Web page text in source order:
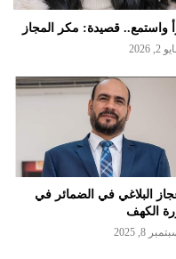
واستمع.. قصيدة: مكر المجاز
2, 2026
البلاغي في الضمائر في
الكهف
8, 2025